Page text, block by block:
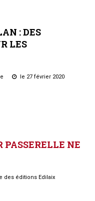
:DES
LES
le 27 février 2020
PASSERELLE NE
des éditions Edilaix